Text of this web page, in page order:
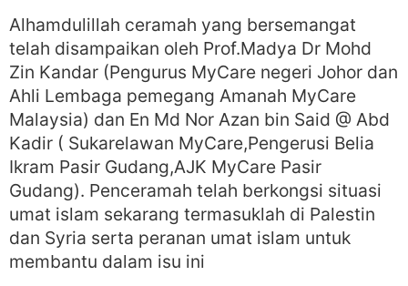
Alhamdulillah ceramah yang bersemangat
telah disampaikan oleh Prof.Madya Dr Mohd
Zin Kandar (Pengurus MyCare negeri Johor dan
Ahli Lembaga pemegang Amanah MyCare
Malaysia) dan En Md Nor Azan bin Said @ Abd
Kadir ( Sukarelawan MyCare,Pengerusi Belia
Ikram Pasir Gudang,AJK MyCare Pasir
Gudang). Penceramah telah berkongsi situasi
umat islam sekarang termasuklah di Palestin
dan Syria serta peranan umat islam untuk
membantu dalam isu ini